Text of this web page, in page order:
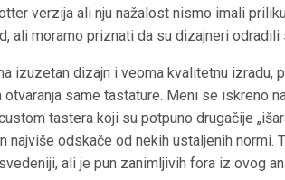
verzija ali nju nažalost nismo imali
ali moramo priznati da su dizajneri odradili
izuzetan dizajn i veoma kvalitetnu izradu,
same tastature. Meni se iskreno
tastera koji su potpuno drugačije
najviše odskače od nekih ustaljenih normi.
ali je pun zanimljivih fora iz ovog